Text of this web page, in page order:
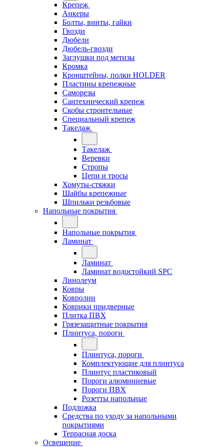
Крепеж
Анкеры
Болты, винты, гайки
Гвозди
Дюбели
Дюбель-гвозди
Заглушки под метизы
Кромка
Кронштейны, полки НОLDER
Пластины крепежные
Саморезы
Сантехнический крепеж
Скобы строительные
Специальный крепеж
Такелаж
Такелаж
Веревки
Стропы
Цепи и тросы
Хомуты-стяжки
Шайбы крепежные
Шпильки резьбовые
Напольные покрытия
Напольные покрытия
Ламинат
Ламинат
Ламинат водостойкий SPC
Линолеум
Ковры
Ковролин
Коврики придверные
Плитка ПВХ
Грязезащитные покрытия
Плинтуса, пороги
Плинтуса, пороги
Комплектующие для плинтуса
Плинтус пластиковый
Пороги алюминиевые
Пороги ПВХ
Розетты напольные
Подложка
Средства по уходу за напольными
покрытиями
Террасная доска
Освещение